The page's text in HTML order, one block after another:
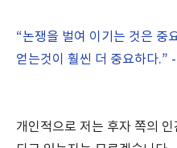
“논쟁을 벌여 이기는 것은 중
얻는것이 훨씬 더 중요하다.”
개인적으로 저는 후자 쪽의